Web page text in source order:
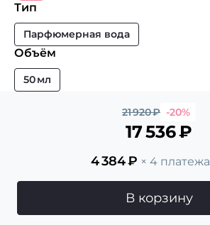
Тип
Парфюмерная вода
Объём
50 мл
21 920₽ -20%
17 536₽
4 384₽ × 4 платежа
В корзину